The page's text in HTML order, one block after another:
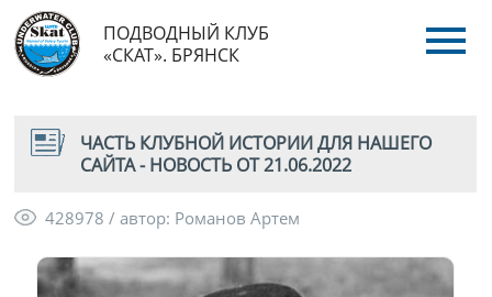
ПОДВОДНЫЙ КЛУБ
«СКАТ». БРЯНСК
ЧАСТЬ КЛУБНОЙ ИСТОРИИ ДЛЯ НАШЕГО
САЙТА - НОВОСТЬ ОТ 21.06.2022
428978 / автор: Романов Артем